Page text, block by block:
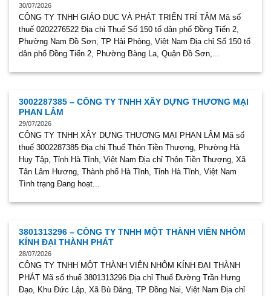
30/07/2026
CÔNG TY TNHH GIÁO DỤC VÀ PHÁT TRIỂN TRÍ TÂM Mã số
thuế 0202276522 Địa chỉ Thuế Số 150 tổ dân phố Đồng Tiến 2,
Phường Nam Đồ Sơn, TP Hải Phòng, Việt Nam Địa chỉ Số 150 tổ
dân phố Đồng Tiến 2, Phường Bàng La, Quận Đồ Sơn,...
3002287385 – CÔNG TY TNHH XÂY DỰNG THƯƠNG MẠI
PHAN LÂM
29/07/2026
CÔNG TY TNHH XÂY DỰNG THƯƠNG MẠI PHAN LÂM Mã số
thuế 3002287385 Địa chỉ Thuế Thôn Tiền Thượng, Phường Hà
Huy Tập, Tỉnh Hà Tĩnh, Việt Nam Địa chỉ Thôn Tiền Thượng, Xã
Tân Lâm Hương, Thành phố Hà Tĩnh, Tỉnh Hà Tĩnh, Việt Nam
Tình trạng Đang hoạt...
3801313296 – CÔNG TY TNHH MỘT THÀNH VIÊN NHÔM
KÍNH ĐẠI THÀNH PHÁT
28/07/2026
CÔNG TY TNHH MỘT THÀNH VIÊN NHÔM KÍNH ĐẠI THÀNH
PHÁT Mã số thuế 3801313296 Địa chỉ Thuế Đường Trần Hưng
Đạo, Khu Đức Lập, Xã Bù Đăng, TP Đồng Nai, Việt Nam Địa chỉ